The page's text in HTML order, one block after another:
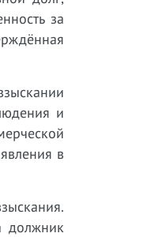
за
и
в
должник